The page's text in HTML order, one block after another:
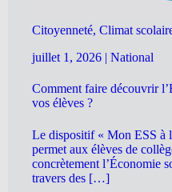
Citoyenneté, Climat
juillet 1, 2026 | National
Comment faire découvrir
vos élèves ?
Le dispositif « Mon ESS à
permet aux élèves de
concrètement l’Économie
travers des […]